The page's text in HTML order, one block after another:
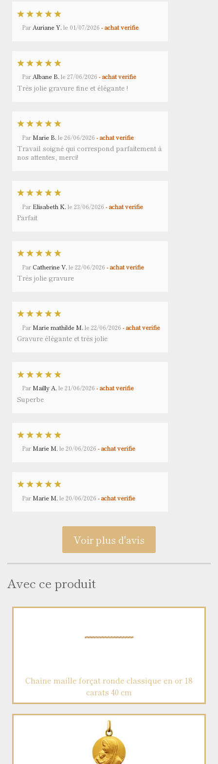
Par Auriane Y. le 01/07/2026 - achat vérifié
ParAlbane B. le 27/06/2026 - achat vérifié
Très jolie gravure fine et élégante !
Par Marie B. le 26/06/2026 - achat vérifié
Travail soigné qui correspond parfaitement à
nos attentes, merci!
Par Elisabeth K. le 23/06/2026 - achat vérifié
Parfait
Par Catherine V. le 22/06/2026 - achat vérifié
Très jolie gravure
Par Marie mathilde M. le 22/06/2026 - achat vérifié
Gravure élégante et très jolie
Par Mailly A. le 21/06/2026 - achat vérifié
Superbe
Par Marie M. le 20/06/2026 - achat vérifié
Par Marie M. le 20/06/2026 - achat vérifié
Voir plus d'avis
Avec ce produit
Chaine maille forçat ronde classique en or 18
carats 40 cm